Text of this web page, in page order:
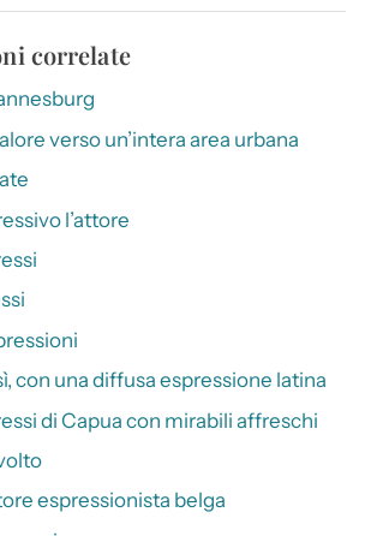
correlate
verso un’intera area urbana
l’attore
con una diffusa espressione latina
di Capua con mirabili affreschi
espressionista belga